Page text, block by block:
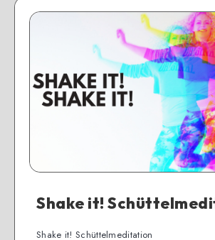
Shake it!
Shake it! Schüttelmeditation